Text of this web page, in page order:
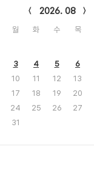
2026. 08
월 화 수 목
3 4 5 6
10 11 12 13
17 18 19 20
24 25 26 27
31